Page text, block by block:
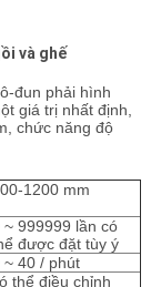
và ghế
đun phải hình
giá trị nhất định,
chức năng độ
1200 mm
~ 999999 lần có
được đặt tùy ý
~ 40 / phút
thể điều chỉnh